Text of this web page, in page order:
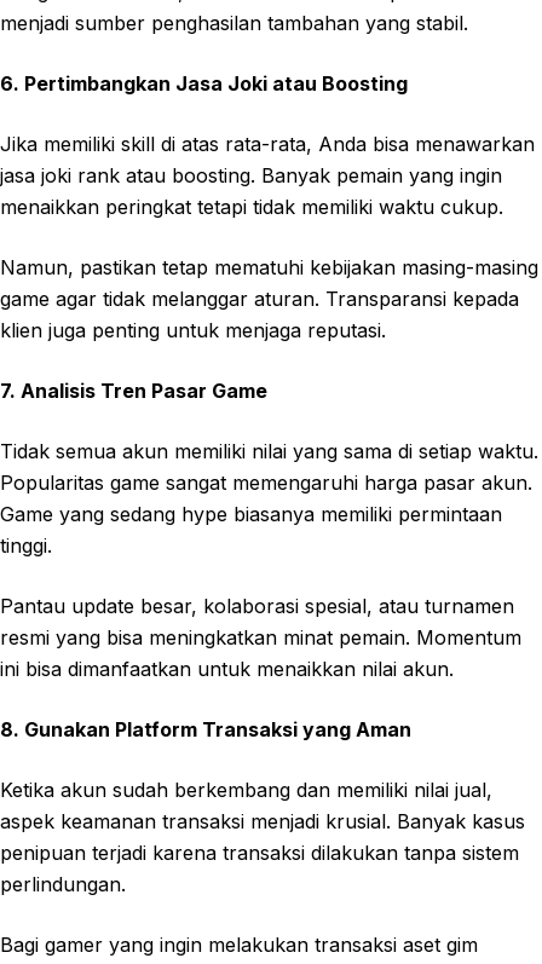
menjadi sumber penghasilan tambahan yang stabil.
6. Pertimbangkan Jasa Joki atau Boosting
Jika memiliki skill di atas rata-rata, Anda bisa menawarkan
jasa joki rank atau boosting. Banyak pemain yang ingin
menaikkan peringkat tetapi tidak memiliki waktu cukup.
Namun, pastikan tetap mematuhi kebijakan masing-masing
game agar tidak melanggar aturan. Transparansi kepada
klien juga penting untuk menjaga reputasi.
7. Analisis Tren Pasar Game
Tidak semua akun memiliki nilai yang sama di setiap waktu.
Popularitas game sangat memengaruhi harga pasar akun.
Game yang sedang hype biasanya memiliki permintaan
tinggi.
Pantau update besar, kolaborasi spesial, atau turnamen
resmi yang bisa meningkatkan minat pemain. Momentum
ini bisa dimanfaatkan untuk menaikkan nilai akun.
8. Gunakan Platform Transaksi yang Aman
Ketika akun sudah berkembang dan memiliki nilai jual,
aspek keamanan transaksi menjadi krusial. Banyak kasus
penipuan terjadi karena transaksi dilakukan tanpa sistem
perlindungan.
Bagi gamer yang ingin melakukan transaksi aset gim